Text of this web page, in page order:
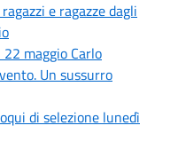
e ragazze dagli
maggio Carlo
Un sussurro
di selezione lunedì